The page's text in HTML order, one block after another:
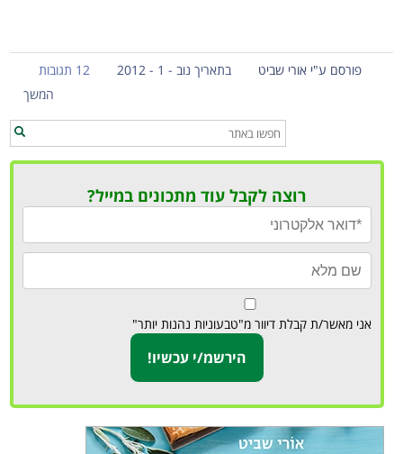
פורסם ע"י אורי שביט בתאריך נוב - 1 - 2012
12 תגובות
המשך
רוצה לקבל עוד מתכונים במייל?
אני מאשר/ת קבלת דיוור מ"טבעוניות נהנות יותר"